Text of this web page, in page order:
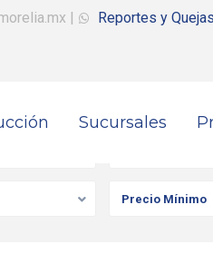
| Reportes y Quejas
Sucursales